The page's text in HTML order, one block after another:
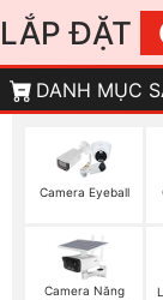
LẮP ĐẶT
DANH MỤC
Camera Eyeball
Camera Năng